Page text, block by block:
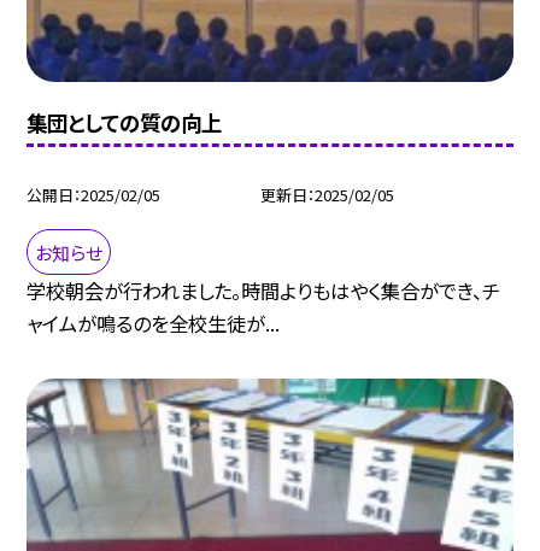
集団としての質の向上
公開日 2025/02/05 更新日 2025/02/05
お知らせ
学校朝会が行われました。時間よりもはやく集合ができ、チ
ャイムが鳴るのを全校生徒が...